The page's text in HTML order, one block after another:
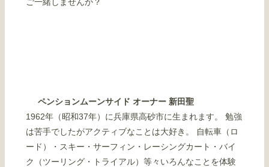
ペンションムーンサイド オーナー 新田聖
1962年（昭和37年）に兵庫県高砂市に生まれます。 勉強
は苦手でしたがアクティブなことは大好き。 自転車（ロ
ード）・スキー・サーフィン・レーシングカート・バイ
ク（ツーリング・トライアル）等々いろんなことを体験